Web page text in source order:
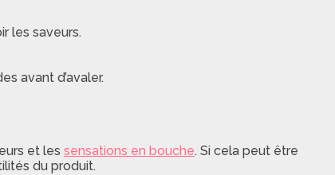
les saveurs.
avant d’avaler.
et les sensations en bouche. Si cela peut être
du produit.